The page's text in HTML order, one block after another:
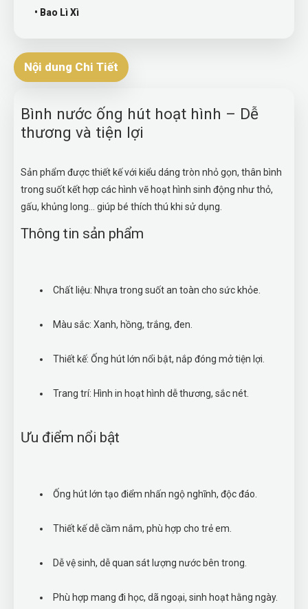
• Bao Lì Xì
Nội dung Chi Tiết
Bình nước ống hút hoạt hình – Dễ
thương và tiện lợi
Sản phẩm được thiết kế với kiểu dáng tròn nhỏ gọn, thân bình
trong suốt kết hợp các hình vẽ hoạt hình sinh động như thỏ,
gấu, khủng long… giúp bé thích thú khi sử dụng.
Thông tin sản phẩm
Chất liệu: Nhựa trong suốt an toàn cho sức khỏe.
Màu sắc: Xanh, hồng, trắng, đen.
Thiết kế: Ống hút lớn nổi bật, nắp đóng mở tiện lợi.
Trang trí: Hình in hoạt hình dễ thương, sắc nét.
Ưu điểm nổi bật
Ống hút lớn tạo điểm nhấn ngộ nghĩnh, độc đáo.
Thiết kế dễ cầm nắm, phù hợp cho trẻ em.
Dễ vệ sinh, dễ quan sát lượng nước bên trong.
Phù hợp mang đi học, dã ngoại, sinh hoạt hằng ngày.